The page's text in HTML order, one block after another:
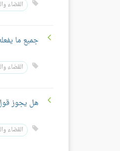
القضاء
جميع ما
القضاء
هل يجوز
القضاء